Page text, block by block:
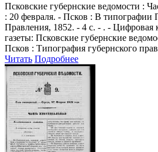
Псковские губернские ведомости :
: 20 февраля. - Псков : В типографии
Правления, 1852. - 4 с. - . - Цифровая
газеты: Псковские губернские
Псков : Типография губернского
Читать Подробнее